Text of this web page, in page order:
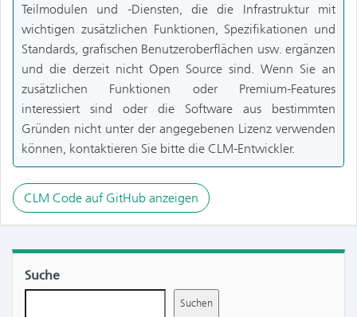
Teilmodulen und -Diensten, die die Infrastruktur mit
wichtigen zusätzlichen Funktionen, Spezifikationen und
Standards, grafischen Benutzeroberflächen usw. ergänzen
und die derzeit nicht Open Source sind. Wenn Sie an
zusätzlichen Funktionen oder Premium-Features
interessiert sind oder die Software aus bestimmten
Gründen nicht unter der angegebenen Lizenz verwenden
können, kontaktieren Sie bitte die CLM-Entwickler.
CLM Code auf GitHub anzeigen
Suche
Suchen